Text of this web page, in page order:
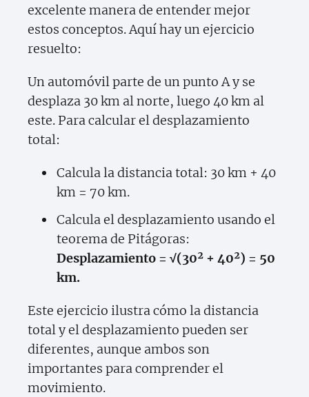
excelente manera de entender mejor
estos conceptos. Aquí hay un ejercicio
resuelto:
Un automóvil parte de un punto A y se
desplaza 30 km al norte, luego 40 km al
este. Para calcular el desplazamiento
total:
Calcula la distancia total: 30 km + 40
km = 70 km.
Calcula el desplazamiento usando el
teorema de Pitágoras:
Desplazamiento = √(30² + 40²) = 50
km.
Este ejercicio ilustra cómo la distancia
total y el desplazamiento pueden ser
diferentes, aunque ambos son
importantes para comprender el
movimiento.